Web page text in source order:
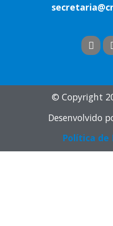
© Copyright
Desenvolvido
Política de